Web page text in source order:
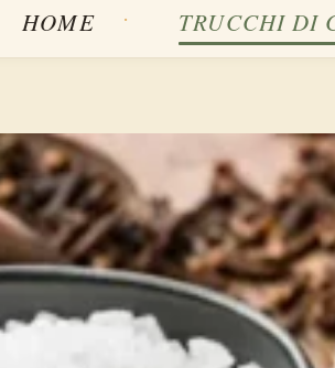
HOME TRUCCHI DI